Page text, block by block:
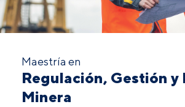
Maestría en
Regulación, Gestión y
Minera